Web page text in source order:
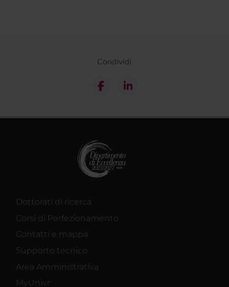
Condividi
Dottorati di ricerca
Corsi di Perfezionamento
Contatti e mappa
Supporto tecnico
Area Amministrativa
MyUnivr